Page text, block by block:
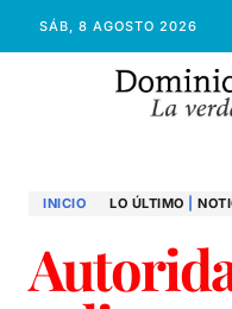
SÁB, 8 AGOSTO 2026
INICIO LO ÚLTIMO